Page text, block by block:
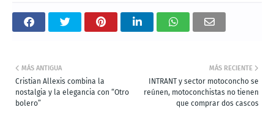
MÁS RECIENTE
INTRANT y sector motoconcho se
reúnen, motoconchistas no tienen
que comprar dos cascos
MÁS ANTIGUA
Cristian Allexis combina la
nostalgia y la elegancia con “Otro
bolero”